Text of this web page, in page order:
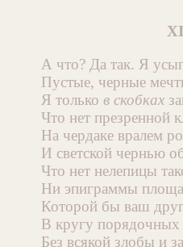
А что? Да так. Я
Пустые, черные
Я тольков скобках
Что нет презренной
На чердаке вралем
И светской чернью
Что нет нелепицы
Ни эпиграммы
Которой бы ваш
В кругу порядочных
Без всякой злобы и